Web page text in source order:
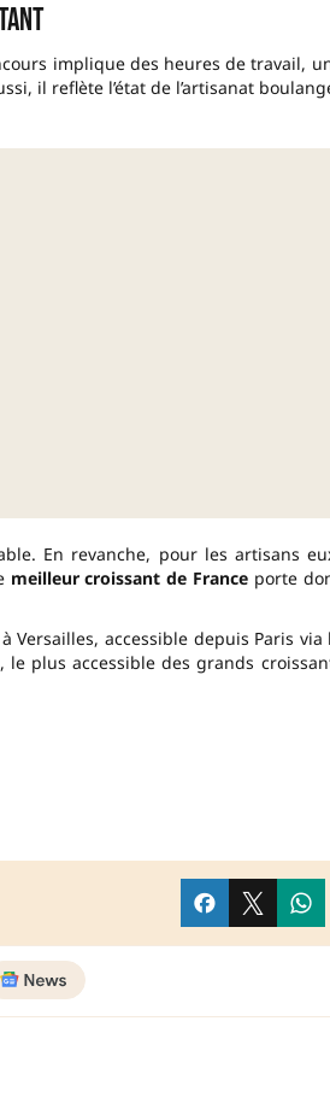
implique des heures de travail,
il reflète l’état de l’artisanat
En revanche, pour les artisans
meilleur croissant de Franceporte
Versailles, accessible depuis Paris via
le plus accessible des grands